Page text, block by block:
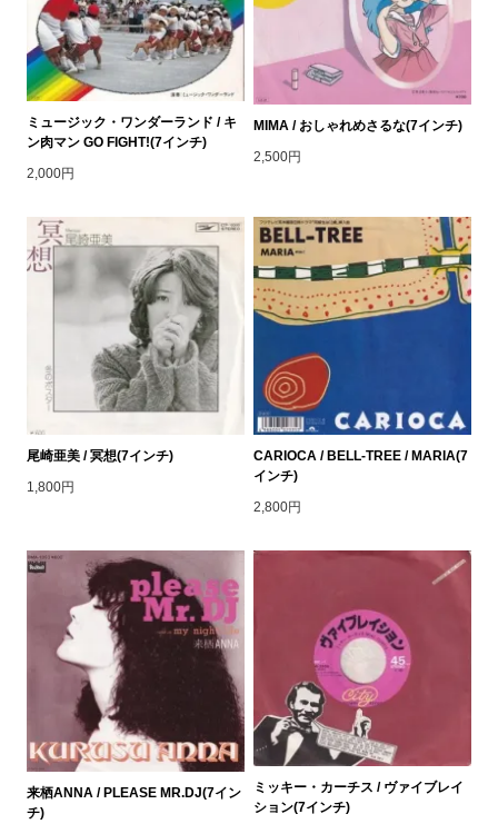
ミュージック・ワンダーランド / キ
ン肉マン GO FIGHT!(7インチ)
2,000円
MIMA / おしゃれめさるな(7インチ)
2,500円
尾崎亜美 / 冥想(7インチ)
1,800円
CARIOCA / BELL-TREE / MARIA(7
インチ)
2,800円
来栖ANNA / PLEASE MR.DJ(7イン
チ)
ミッキー・カーチス / ヴァイブレイ
ション(7インチ)